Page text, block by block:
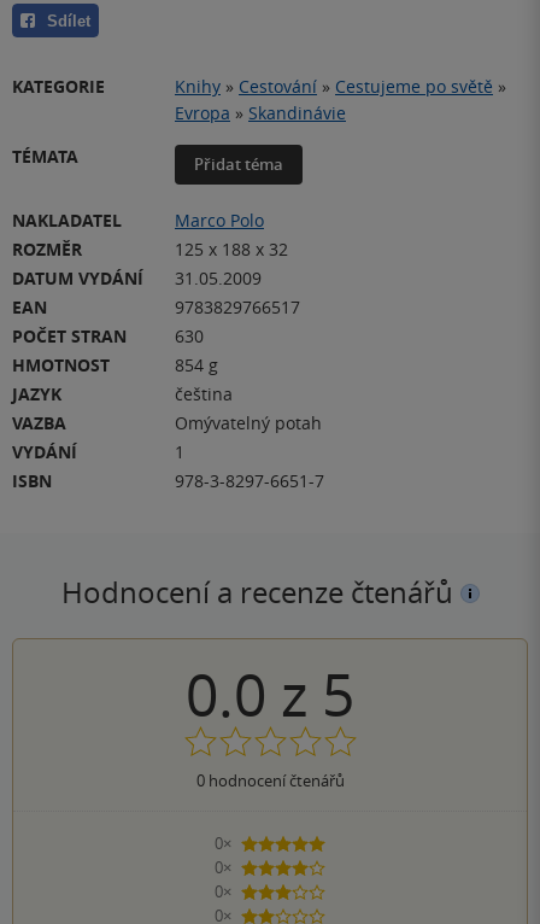
Sdílet
KATEGORIE Knihy » Cestování » Cestujeme po světě »
Evropa » Skandinávie
TÉMATA
Přidat téma
NAKLADATEL
Marco Polo
ROZMĚR
125 x 188 x 32
DATUM VYDÁNÍ
31.05.2009
EAN
9783829766517
POČET STRAN
630
HMOTNOST
854 g
JAZYK
čeština
VAZBA
Omývatelný potah
VYDÁNÍ
1
ISBN
978-3-8297-6651-7
Hodnocení a recenze čtenářů
0.0 z 5
0hodnocení čtenářů
0×
5 hvězdiček
0×
4 hvězdičky
0×
3 hvězdičky
0×
2 hvězdičky